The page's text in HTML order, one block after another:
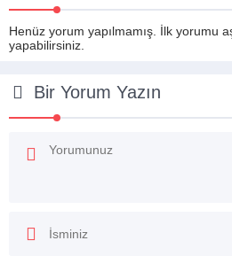
Henüz yorum yapılmamış. İlk yorumu
yapabilirsiniz.
Bir Yorum Yazın